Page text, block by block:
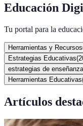
Educación
Tu portal para la
Herramientas y Recursos
Estrategias Educativas(
estrategias de enseñanza
Herramientas Educativas
Artículos